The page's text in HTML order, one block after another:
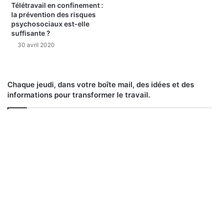
Télétravail en confinement :
la prévention des risques
psychosociaux est-elle
suffisante ?
30 avril 2020
Chaque jeudi, dans votre boîte mail, des idées et des
informations pour transformer le travail.